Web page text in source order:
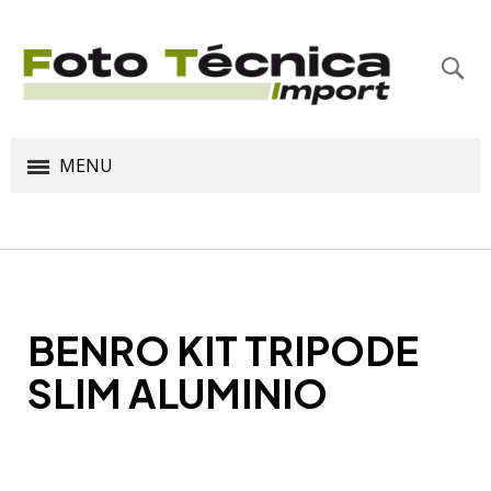
MENU
BENRO KIT TRIPODE
SLIM ALUMINIO